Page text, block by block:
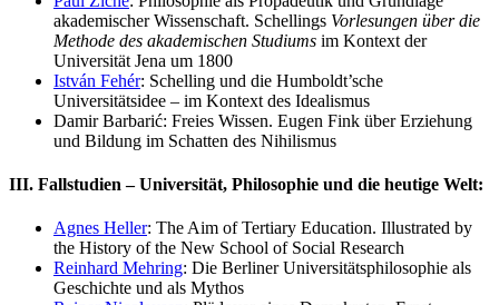
akademischer Wissenschaft. Schellings Vorlesungen über die
Methode des akademischen Studiums im Kontext der
Universität Jena um 1800
István Fehér: Schelling und die Humboldt’sche
Universitätsidee – im Kontext des Idealismus
Damir Barbarić: Freies Wissen. Eugen Fink über Erziehung
und Bildung im Schatten des Nihilismus
III. Fallstudien – Universität, Philosophie und die heutige Welt:
Agnes Heller: The Aim of Tertiary Education. Illustrated by
the History of the New School of Social Research
Reinhard Mehring: Die Berliner Universitätsphilosophie als
Geschichte und als Mythos